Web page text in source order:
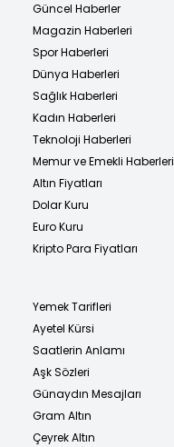
Güncel Haberler
Magazin Haberleri
Spor Haberleri
Dünya Haberleri
Sağlık Haberleri
Kadın Haberleri
Teknoloji Haberleri
Memur ve Emekli Haberleri
Altın Fiyatları
Dolar Kuru
Euro Kuru
Kripto Para Fiyatları
Yemek Tarifleri
Ayetel Kürsi
Saatlerin Anlamı
Aşk Sözleri
Günaydın Mesajları
Gram Altın
Çeyrek Altın